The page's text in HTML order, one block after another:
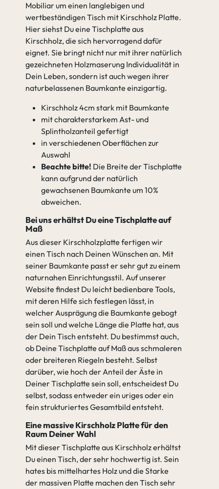
Mobiliar um einen langlebigen und
wertbeständigen Tisch mit Kirschholz Platte.
Hier siehst Du eine Tischplatte aus
Kirschholz, die sich hervorragend dafür
eignet. Sie bringt nicht nur mit ihrer natürlich
gezeichneten Holzmaserung Individualität in
Dein Leben, sondern ist auch wegen ihrer
naturbelassenen Baumkante einzigartig.
Kirschholz 4cm stark mit Baumkante
mit charakterstarkem Ast- und
Splintholzanteil gefertigt
in verschiedenen Oberflächen zur
Auswahl
Beachte bitte! Die Breite der Tischplatte
kann aufgrund der natürlich
gewachsenen Baumkante um 10%
abweichen.
Bei uns erhältst Du eine Tischplatte auf
Maß
Aus dieser Kirschholzplatte fertigen wir
einen Tisch nach Deinen Wünschen an. Mit
seiner Baumkante passt er sehr gut zu einem
naturnahen Einrichtungsstil. Auf unserer
Website findest Du leicht bedienbare Tools,
mit deren Hilfe sich festlegen lässt, in
welcher Ausprägung die Baumkante gebogt
sein soll und welche Länge die Platte hat, aus
der Dein Tisch entsteht. Du bestimmst auch,
ob Deine Tischplatte auf Maß aus schmaleren
oder breiteren Riegeln besteht. Selbst
darüber, wie hoch der Anteil der Äste in
Deiner Tischplatte sein soll, entscheidest Du
selbst, sodass entweder ein uriges oder ein
fein strukturiertes Gesamtbild entsteht.
Eine massive Kirschholz Platte für den
Raum Deiner Wahl
Mit dieser Tischplatte aus Kirschholz erhältst
Du einen Tisch, der sehr hochwertig ist. Sein
hates bis mittelhartes Holz und die Starke
der massiven Platte machen den Tisch sehr